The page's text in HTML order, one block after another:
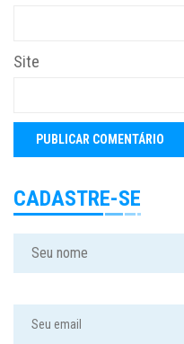
Site
CADASTRE-SE